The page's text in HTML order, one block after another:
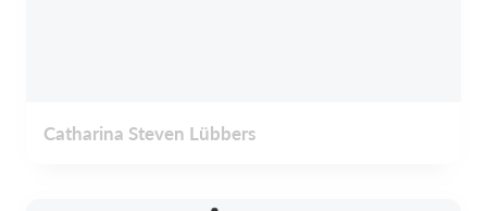
Catharina Steven Lübbers